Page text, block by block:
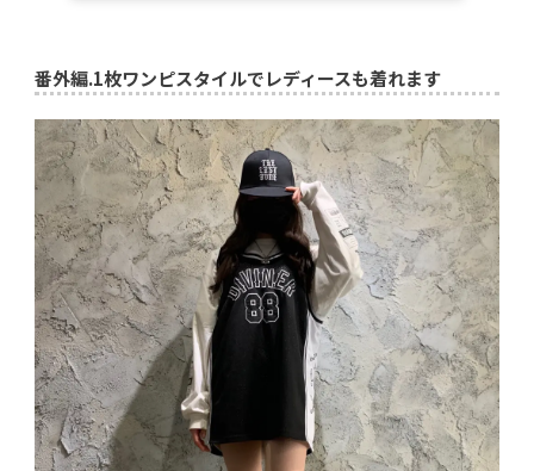
番外編.1枚ワンピスタイルでレディースも着れます